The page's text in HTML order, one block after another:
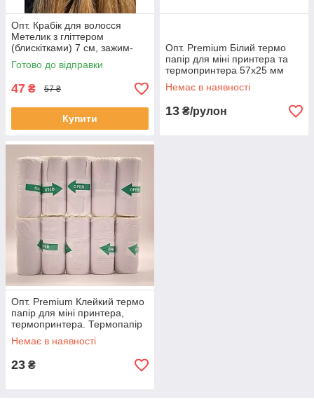
Опт. Крабік для волосся
Метелик з гліттером
(блискітками) 7 см, зажим-
шпилька
Готово до відправки
47 ₴ 57 ₴
Купити
Опт. Premium Білий термо
папір для міні принтера та
термопринтера 57х25 мм
Немає в наявності
13 ₴/рулон
Опт. Premium Клейкий термо
папір для міні принтера,
термопринтера. Термопапір
для принтера оптом
Немає в наявності
23 ₴